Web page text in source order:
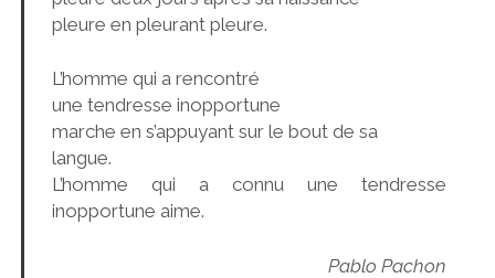
pleure en pleurant pleure.
L’homme qui a rencontré
une tendresse inopportune
marche en s’appuyant sur le bout de sa
langue.
L’homme qui a connu une tendresse
inopportune aime.
Pablo Pachon